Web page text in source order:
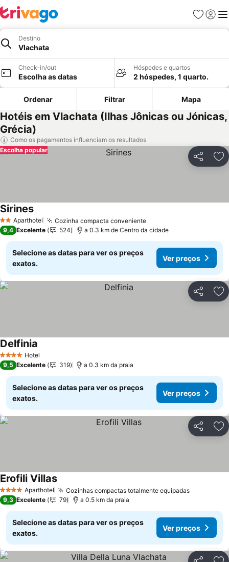
Favoritos
Iniciar
Destino
Vlachata
Check-in/out
Escolha as datas
Hóspedes e quartos
2 hóspedes, 1 quarto.
Ordenar Filtrar Mapa
Hotéis em Vlachata (Ilhas Jônicas ou Jónicas,
Grécia)
Como os pagamentos influenciam os resultados
Partilhar
Escolha popular
2 EstrelasAparthotel Cozinha compacta conveniente
Sirines
9,4 Excelente 524 a 0.3 km de Centro da cidade
Selecione as datas para ver os preços
exatos.
Ver preços
Partilhar
4 EstrelasHotel
Delfinia
9,5 Excelente 319 a 0.3 km da praia
Selecione as datas para ver os preços
exatos.
Ver preços
Partilhar
4 EstrelasAparthotel Cozinhas compactas totalmente equipadas
Erofili Villas
9,3 Excelente 79 a 0.5 km da praia
Selecione as datas para ver os preços
exatos.
Ver preços